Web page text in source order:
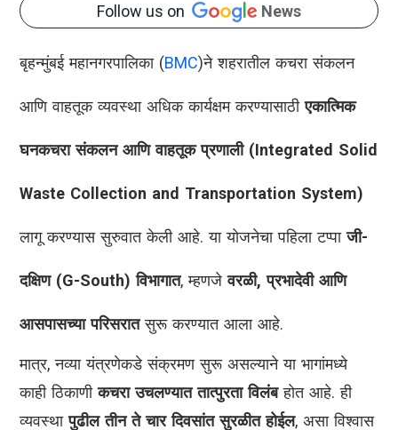
Follow us on News
बृहन्मुंबई महानगरपालिका (BMC)ने शहरातील कचरा संकलन
आणि वाहतूक व्यवस्था अधिक कार्यक्षम करण्यासाठीएकात्मिक
घनकचरा संकलन आणि वाहतूक प्रणाली (Integrated Solid
Waste Collection and Transportation System)
लागू करण्यास सुरुवात केली आहे. या योजनेचा पहिला टप्पाजी-
दक्षिण (G-South) विभागात, म्हणजेवरळी, प्रभादेवी आणि
आसपासच्या परिसरातसुरू करण्यात आला आहे.
मात्र, नव्या यंत्रणेकडे संक्रमण सुरू असल्याने या भागांमध्ये
काही ठिकाणीकचरा उचलण्यात तात्पुरता विलंबहोत आहे. ही
व्यवस्थापुढील तीन ते चार दिवसांत सुरळीत होईल, असा विश्वास